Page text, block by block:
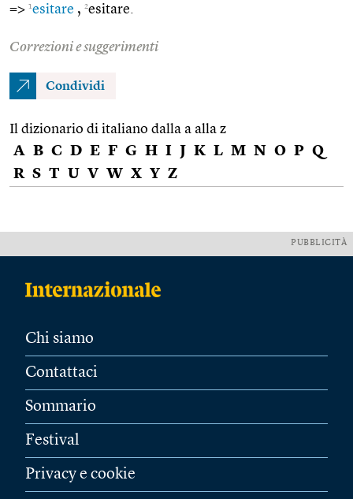
=> 1esitare , 2esitare.
Correzioni e suggerimenti
Condividi
Il dizionario di italiano dalla a alla z
A B C D E F G H I J K L M N O P Q
R S T U V W X Y Z
PUBBLICITÀ
Chi siamo
Contattaci
Sommario
Festival
Privacy e cookie